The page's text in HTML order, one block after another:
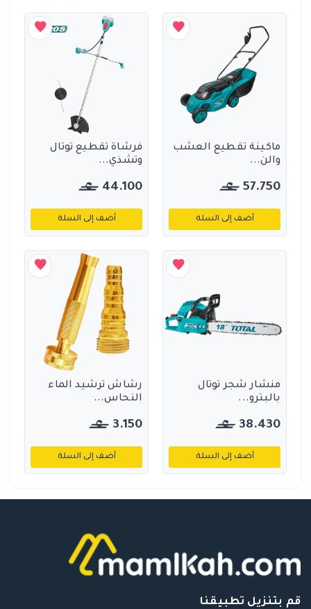
ماكينة تقطيع العشب
والن...
57.750
أضف إلى السلة
فرشاة تقطيع توتال
وتشذي...
44.100
أضف إلى السلة
منشار شجر توتال
بالبترو...
38.430
أضف إلى السلة
رشاش ترشيد الماء
النحاس...
3.150
أضف إلى السلة
قم بتنزيل تطبيقنا